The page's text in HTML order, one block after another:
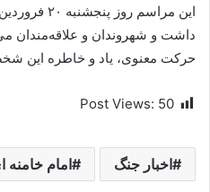
داشت و شهروندان و علاقه‌مندان
حرکت معنوی، یاد و خاطره این
Post Views: 50
اخبار جنگ امام خامنه